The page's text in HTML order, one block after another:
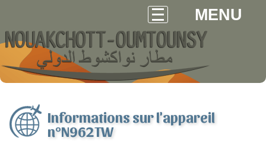
MENU
Informations sur l'appareil
n°N962TW